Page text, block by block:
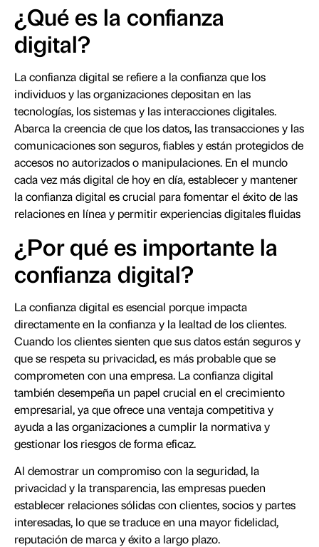
¿Qué es la confianza
digital?
La confianza digital se refiere a la confianza que los
individuos y las organizaciones depositan en las
tecnologías, los sistemas y las interacciones digitales.
Abarca la creencia de que los datos, las transacciones y las
comunicaciones son seguros, fiables y están protegidos de
accesos no autorizados o manipulaciones. En el mundo
cada vez más digital de hoy en día, establecer y mantener
la confianza digital es crucial para fomentar el éxito de las
relaciones en línea y permitir experiencias digitales fluidas
¿Por qué es importante la
confianza digital?
La confianza digital es esencial porque impacta
directamente en la confianza y la lealtad de los clientes.
Cuando los clientes sienten que sus datos están seguros y
que se respeta su privacidad, es más probable que se
comprometen con una empresa. La confianza digital
también desempeña un papel crucial en el crecimiento
empresarial, ya que ofrece una ventaja competitiva y
ayuda a las organizaciones a cumplir la normativa y
gestionar los riesgos de forma eficaz.
Al demostrar un compromiso con la seguridad, la
privacidad y la transparencia, las empresas pueden
establecer relaciones sólidas con clientes, socios y partes
interesadas, lo que se traduce en una mayor fidelidad,
reputación de marca y éxito a largo plazo.